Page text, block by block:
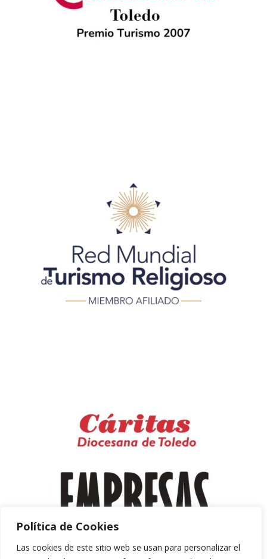
Política de Cookies
Las cookies de este sitio web se usan para personalizar el